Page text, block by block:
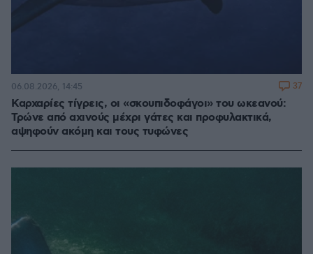
Καρχαρίες τίγρεις, οι «σκουπιδοφάγοι» του ωκεανού:
Τρώνε από αχινούς μέχρι γάτες και προφυλακτικά,
αψηφούν ακόμη και τους τυφώνες
06.08.2026, 14:45 37